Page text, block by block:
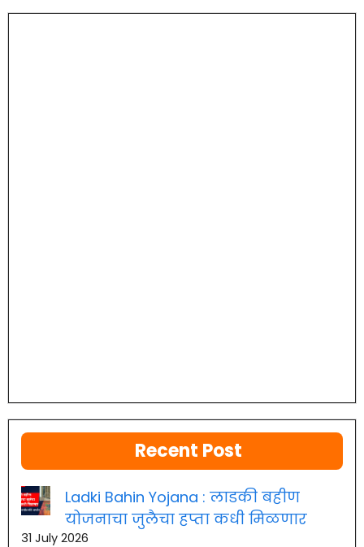
Recent Post
Ladki Bahin Yojana : लाडकी बहीण
योजनाचा जुलैचा हप्ता कधी मिळणार
31 July 2026